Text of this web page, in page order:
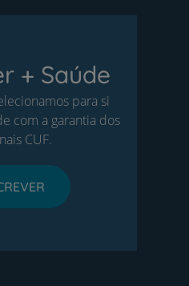
+ Saúde
para si
com a garantia dos
CUF.